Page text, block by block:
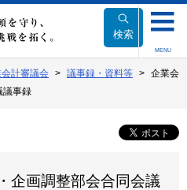
検索
MENU
計審議会 議事録・資料等
企業会
議事録
企画調整部会合同会議